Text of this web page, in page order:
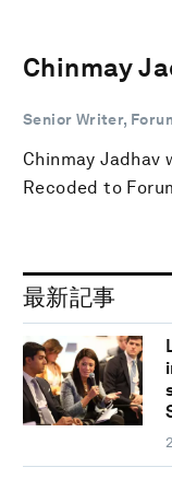
Chinmay
Senior Writer,
Chinmay Jadhav
Recoded to
最新記事